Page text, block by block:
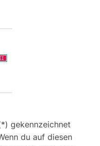
gekennzeichnet
du auf diesen